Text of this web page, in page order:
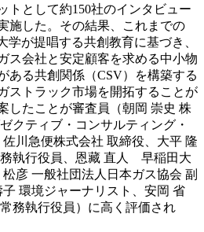
トとして約150社のインタビュー
施した。その結果、これまでの
学が提唱する共創教育に基づき、
ス会社と安定顧客を求める中小物
ある共創関係（CSV）を構築する
ストラック市場を開拓することが
したことが審査員（朝岡 崇史 株
クティブ・コンサルティング・
川急便株式会社 取締役、大平 隆
執行役員、恩藏 直人 早稲田大
彦 一般社団法人日本ガス協会 副
環境ジャーナリスト、安岡 省
務執行役員）に高く評価され